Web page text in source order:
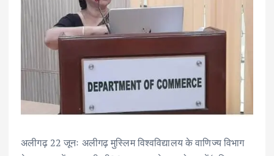
अलीगढ़ 22 जूनः अलीगढ़ मुस्लिम विश्वविद्यालय के वाणिज्य विभाग